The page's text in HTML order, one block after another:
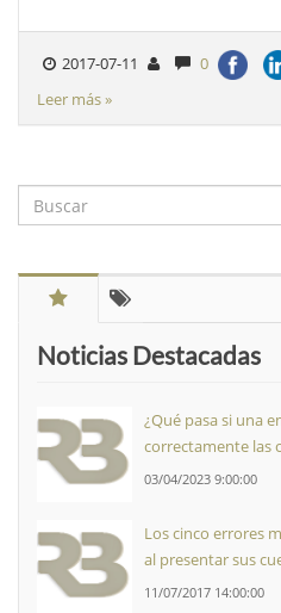
2017-07-11
0
Leer más »
Noticias Destacadas
¿Qué pasa si una
correctamente las
03/04/2023 9:00:00
Los cinco errores
al presentar sus
11/07/2017 14:00:00